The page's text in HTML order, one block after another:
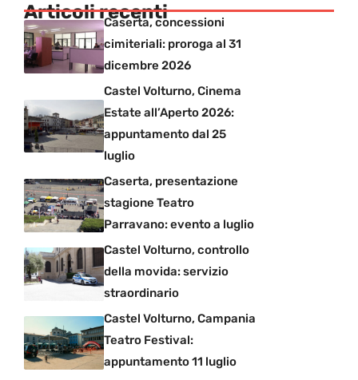
Articoli recenti
Caserta, concessioni
cimiteriali: proroga al 31
dicembre 2026
Castel Volturno, Cinema
Estate all’Aperto 2026:
appuntamento dal 25
luglio
Caserta, presentazione
stagione Teatro
Parravano: evento a luglio
Castel Volturno, controllo
della movida: servizio
straordinario
Castel Volturno, Campania
Teatro Festival:
appuntamento 11 luglio